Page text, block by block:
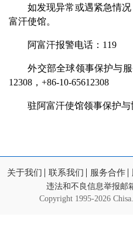
如发现异常或遇紧急情况
富汗使馆。
阿富汗报警电话：119
外交部全球领事保护与服
12308，+86-10-65612308
驻阿富汗使馆领事保护与
关于我们 联系我们 服务合作
违法和不良信息举报邮
Copyright 1995-2026